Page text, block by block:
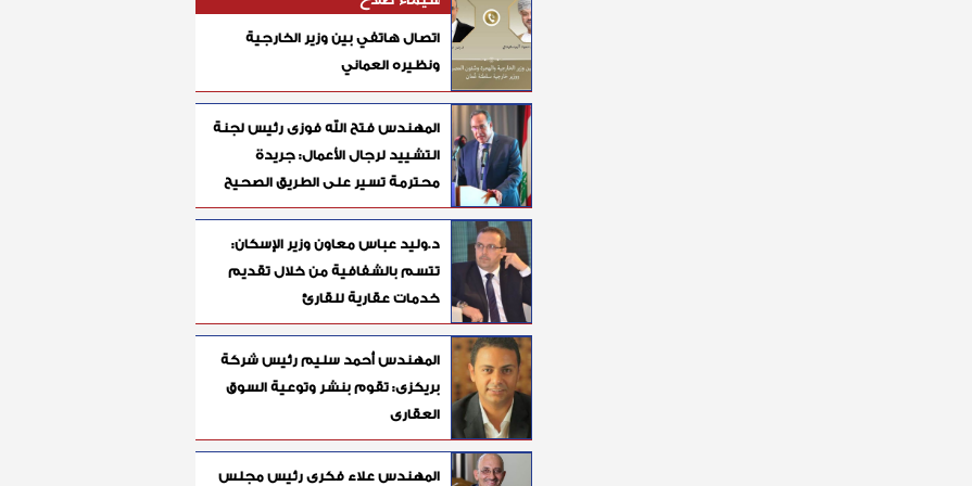
اتصال هاتفي بين وزير الخارجية
ونظيره العماني
المهندس فتح الله فوزى رئيس لجنة
التشييد لرجال الأعمال: جريدة
محترمة تسير على الطريق الصحيح
د.وليد عباس معاون وزير الإسكان:
تتسم بالشفافية من خلال تقديم
خدمات عقارية للقارئ
المهندس أحمد سليم رئيس شركة
بريكزى: تقوم بنشر وتوعية السوق
العقارى
المهندس علاء فكرى رئيس مجلس